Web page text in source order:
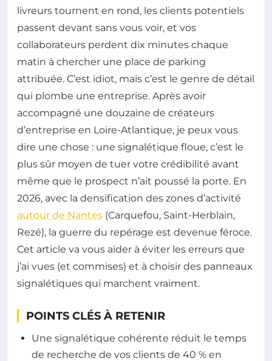
livreurs tournent en rond, les clients potentiels
passent devant sans vous voir, et vos
collaborateurs perdent dix minutes chaque
matin à chercher une place de parking
attribuée. C’est idiot, mais c’est le genre de détail
qui plombe une entreprise. Après avoir
accompagné une douzaine de créateurs
d’entreprise en Loire-Atlantique, je peux vous
dire une chose : une signalétique floue, c’est le
plus sûr moyen de tuer votre crédibilité avant
même que le prospect n’ait poussé la porte. En
2026, avec la densification des zones d’activité
autour de Nantes (Carquefou, Saint-Herblain,
Rezé), la guerre du repérage est devenue féroce.
Cet article va vous aider à éviter les erreurs que
j’ai vues (et commises) et à choisir des panneaux
signalétiques qui marchent vraiment.
POINTS CLÉS À RETENIR
Une signalétique cohérente réduit le temps
de recherche de vos clients de 40 % en